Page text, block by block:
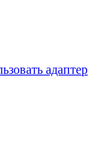
адаптер